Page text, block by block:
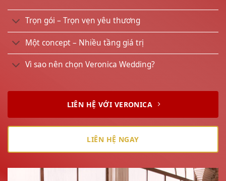
Trọn gói – Trọn vẹn yêu thương
Một concept – Nhiều tầng giá trị
Vì sao nên chọn Veronica Wedding?
LIÊN HỆ VỚI VERONICA
LIÊN HỆ NGAY